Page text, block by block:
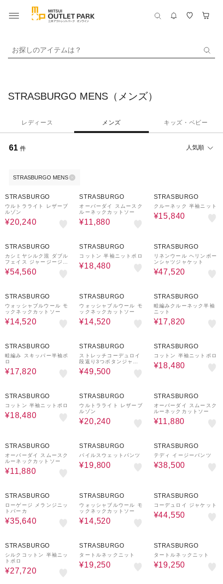
お探しのアイテムは？
STRASBURGO MENS（メンズ）
レディース メンズ キッズ・ベビー
61 件 人気順
STRASBURGO MENS
STRASBURGO
ウルトラライト レザーブ
ルゾン
¥20,240
STRASBURGO
オーバーダイ スムースク
ルーネックカットソー
¥11,880
STRASBURGO
クルーネック 半袖ニット
¥15,840
STRASBURGO
カシミヤシルク混 ダブル
フェイス ジャージージャ
ケット
¥54,560
STRASBURGO
コットン 半袖ニットポロ
¥18,480
STRASBURGO
リネンウール ヘリンボー
ンシャツジャケット
¥47,520
STRASBURGO
ウォッシャブルウール モ
ックネックカットソー
¥14,520
STRASBURGO
ウォッシャブルウール モ
ックネックカットソー
¥14,520
STRASBURGO
畦編みクルーネック半袖
ニット
¥17,820
STRASBURGO
畦編み スキッパー半袖ポ
ロ
¥17,820
STRASBURGO
ストレッチコーデュロイ
段返り3つボタンジャケ
ット
¥49,500
STRASBURGO
コットン 半袖ニットポロ
¥18,480
STRASBURGO
コットン 半袖ニットポロ
¥18,480
STRASBURGO
ウルトラライト レザーブ
ルゾン
¥20,240
STRASBURGO
オーバーダイ スムースク
ルーネックカットソー
¥11,880
STRASBURGO
オーバーダイ スムースク
ルーネックカットソー
¥11,880
STRASBURGO
パイルスウェットパンツ
¥19,800
STRASBURGO
テディ イージーパンツ
¥38,500
STRASBURGO
ローゲージ メランジニッ
トパーカ
¥35,640
STRASBURGO
ウォッシャブルウール モ
ックネックカットソー
¥14,520
STRASBURGO
コーデュロイ ジャケット
¥44,550
STRASBURGO
シルクコットン 半袖ニッ
トポロ
¥27,720
STRASBURGO
タートルネックニット
¥19,250
STRASBURGO
タートルネックニット
¥19,250